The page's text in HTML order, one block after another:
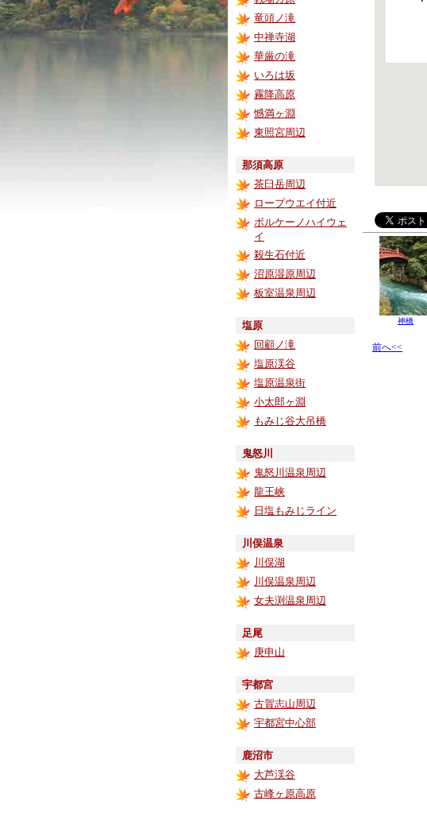
竜頭ノ滝
中禅寺湖
華厳の滝
いろは坂
霧降高原
憾満ヶ淵
東照宮周辺
那須高原
茶臼岳周辺
ロープウエイ付近
ボルケーノハイウェ
イ
殺生石付近
沼原湿原周辺
板室温泉周辺
塩原
回顧ノ滝
塩原渓谷
塩原温泉街
小太郎ヶ淵
もみじ谷大吊橋
鬼怒川
鬼怒川温泉周辺
龍王峡
日塩もみじライン
川俣温泉
川俣湖
川俣温泉周辺
女夫渕温泉周辺
足尾
庚申山
宇都宮
古賀志山周辺
宇都宮中心部
鹿沼市
大芦渓谷
古峰ヶ原高原
神橋
前へ<<